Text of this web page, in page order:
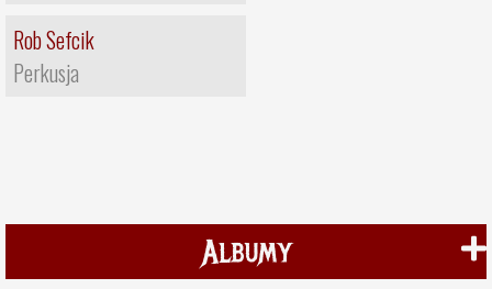
Rob Sefcik
Perkusja
Albumy